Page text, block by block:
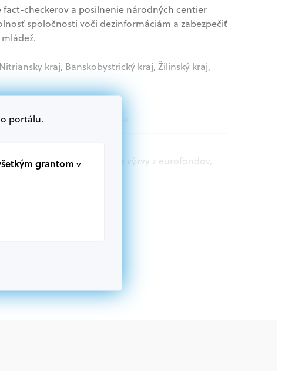
checkerov a posilnenie národných centier
spoločnosti voči dezinformáciám a zabezpečiť
kraj, Banskobystrický kraj, Žilinský kraj,
Štátna správa
nájdete aktuálne výzvy z eurofondov,
súkromný subjekt, komerčný alebo nekomerčný,
osoba v Nórsku alebo na Slovensku,
portálu.
grantom v